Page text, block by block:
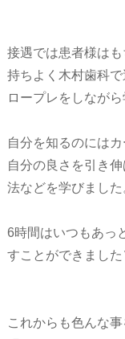
接遇では患者様は
持ちよく木村歯科
ロープレをしなが
自分を知るのには
自分の良さを引き
法などを学びました
6時間はいつもあっ
すことができました
これからも色んな